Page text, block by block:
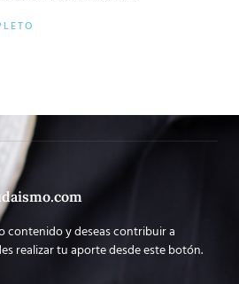
contenido y deseas contribuir a
realizar tu aporte desde este botón.